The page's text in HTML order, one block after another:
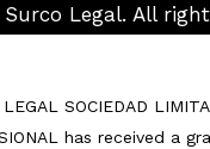
Surco Legal. All
LEGAL SOCIEDAD
has received a